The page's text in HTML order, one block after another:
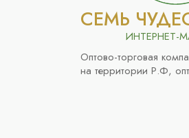
СЕМЬ
ИНТЕРНЕТ-
Оптово-торговая
на территории Р.Ф,